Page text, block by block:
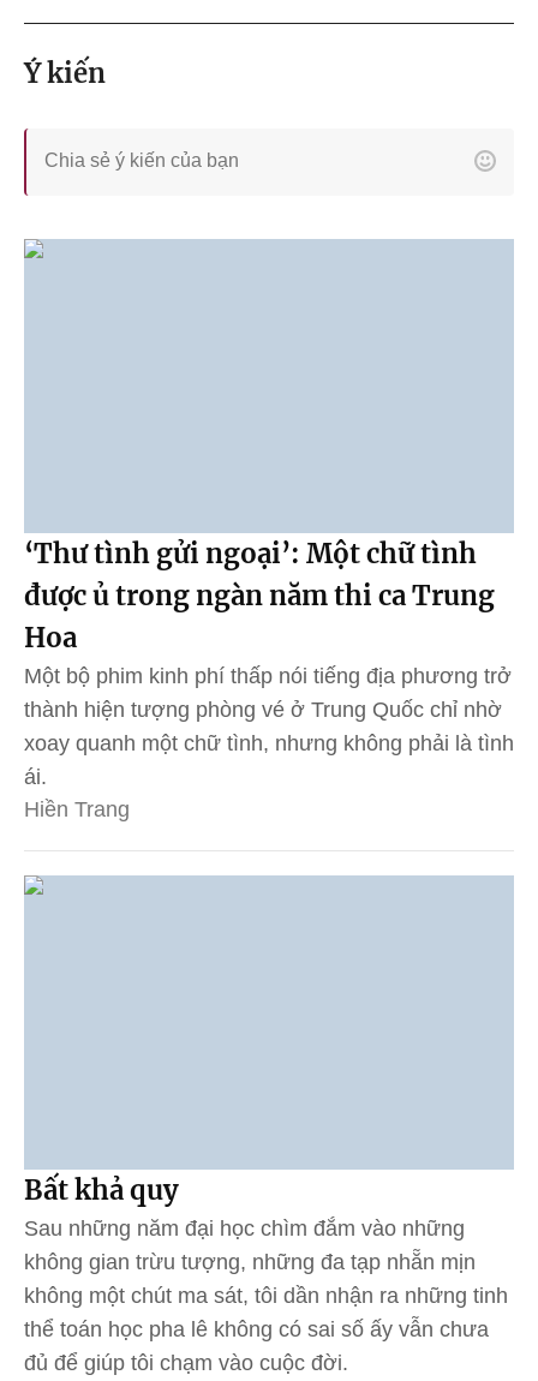
Ý kiến
‘Thư tình gửi ngoại’: Một chữ tình
được ủ trong ngàn năm thi ca Trung
Hoa
Một bộ phim kinh phí thấp nói tiếng địa phương trở
thành hiện tượng phòng vé ở Trung Quốc chỉ nhờ
xoay quanh một chữ tình, nhưng không phải là tình
ái.
Hiền Trang
Bất khả quy
Sau những năm đại học chìm đắm vào những
không gian trừu tượng, những đa tạp nhẵn mịn
không một chút ma sát, tôi dần nhận ra những tinh
thể toán học pha lê không có sai số ấy vẫn chưa
đủ để giúp tôi chạm vào cuộc đời.